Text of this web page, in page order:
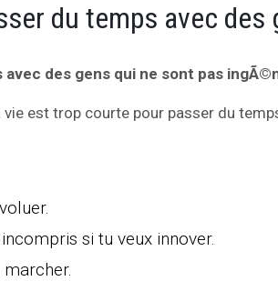
des gens qui ne sont pas
vie est trop courte pour passer du
si tu veux innover.
marcher.